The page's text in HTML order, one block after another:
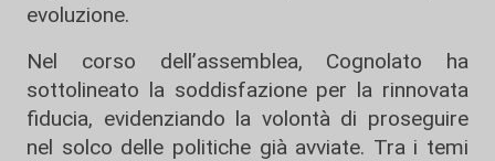
evoluzione.
Nel corso dell’assemblea, Cognolato ha
sottolineato la soddisfazione per la rinnovata
fiducia, evidenziando la volontà di proseguire
nel solco delle politiche già avviate. Tra i temi